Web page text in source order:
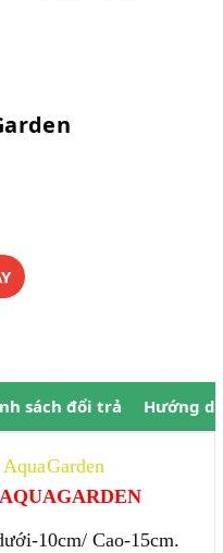
sách đổi trả Hướng
10cm/ Cao-15cm.